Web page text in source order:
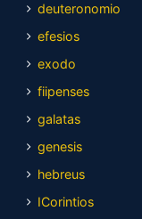
deuteronomio
efesios
exodo
fiipenses
galatas
genesis
hebreus
ICorintios